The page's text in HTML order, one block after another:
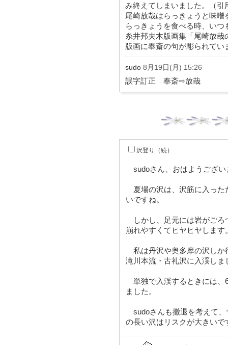
み終えてしまいました。（引
尾崎放哉はらっきょうと味
らっきょうを食べる時、い
糸井邦夫木版画集「尾崎放
版画に奉斎の句が彫られてい
sudo 8月19日(月) 15:26
誤字訂正 奉斎⇨放哉
沢登り（続）
sudoさん、おはようござい
夏場の沢は、沢筋に入った
いですね。
しかし、足元には岩がごろ
崩れやすくてヒヤヒヤします
私は丹沢や奥多摩の沢しか
滝川本流・古礼沢に入渓し
単独で入渓するときには、
ました。
sudoさんも撤退を考えて、
の長い沢はリスクが大きいで